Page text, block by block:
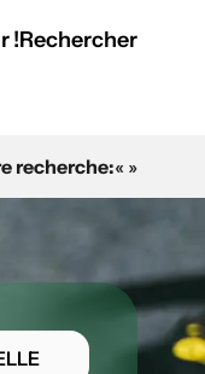
!Rechercher
recherche:« »